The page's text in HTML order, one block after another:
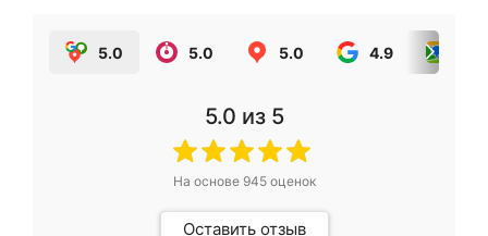
5.0 5.0 5.0 4.9
5.0 из 5
На основе 945оценок
Оставить отзыв